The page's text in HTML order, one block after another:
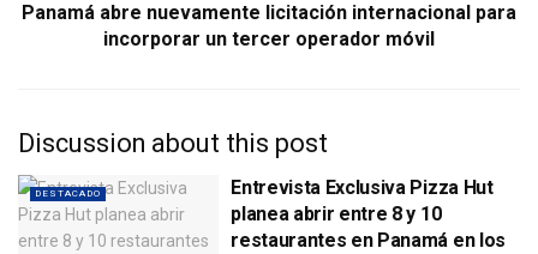
Panamá abre nuevamente licitación internacional para
incorporar un tercer operador móvil
Discussion about this post
DESTACADO
Entrevista Exclusiva Pizza Hut
planea abrir entre 8 y 10
restaurantes en Panamá en los